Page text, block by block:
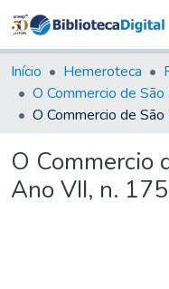
Início Hemeroteca
O Commercio de São
O Commercio
Ano VII, n.